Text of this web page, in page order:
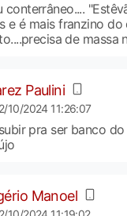
conterrâneo....
e é mais franzino do
de massa
Paulini
10/2024 11:26:07
pra ser banco
Manoel